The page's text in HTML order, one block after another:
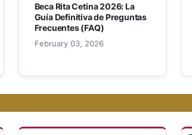
Beca Rita Cetina 2026: La
Guía Definitiva de Preguntas
Frecuentes (FAQ)
February 03, 2026